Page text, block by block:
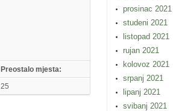
Preostalo mjesta:
25
prosinac 2021
studeni 2021
listopad 2021
rujan 2021
kolovoz 2021
srpanj 2021
lipanj 2021
svibanj 2021